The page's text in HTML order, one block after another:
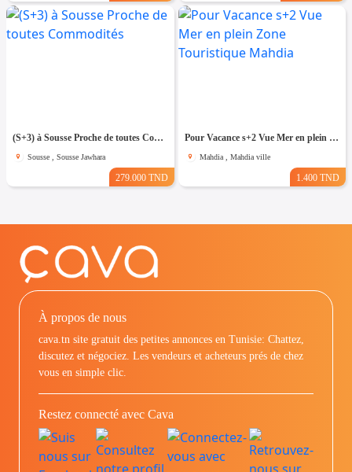
(S+3) à Sousse Proche de toutes Commodités
Sousse , Sousse Jawhara
279.000 TND
Pour Vacance s+2 Vue Mer en plein Zone Touristique Mahdia
Mahdia , Mahdia ville
1.400 TND
À propos de nous
cava.tn site gratuit des petites annonces en Tunisie: Chattez,
discutez et négociez. Les vendeurs et acheteurs prés de chez
vous en simple clic.
Restez connecté avec Cava